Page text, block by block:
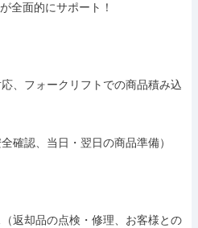
全面的にサポート！
、フォークリフトでの商品積み込
確認、当日・翌日の商品準備）
返却品の点検・修理、お客様との